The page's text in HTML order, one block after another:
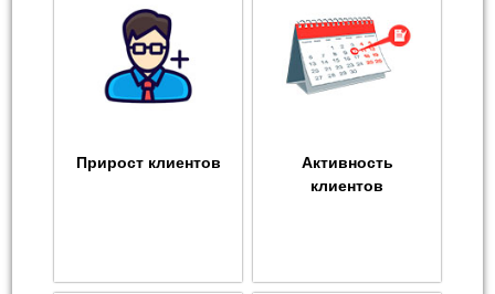
Прирост клиентов
Активность
клиентов